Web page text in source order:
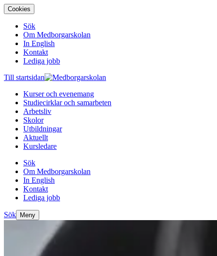
Cookies
Sök
Om Medborgarskolan
In English
Kontakt
Lediga jobb
Till startsidan
Kurser och evenemang
Studiecirklar och samarbeten
Arbetsliv
Skolor
Utbildningar
Aktuellt
Kursledare
Sök
Om Medborgarskolan
In English
Kontakt
Lediga jobb
Sök Meny